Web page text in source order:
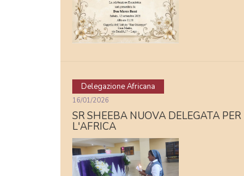
Delegazione Africana
16/01/2026
SR SHEEBA NUOVA DELEGATA PER
L'AFRICA